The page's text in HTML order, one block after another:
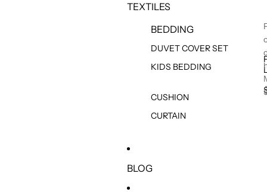
TEXTILES
BEDDING
DUVET COVER SET
KIDS BEDDING
CUSHION
CURTAIN
BLOG